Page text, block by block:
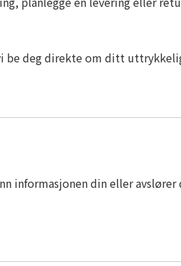
be deg direkte om ditt
informasjonen din eller avslører